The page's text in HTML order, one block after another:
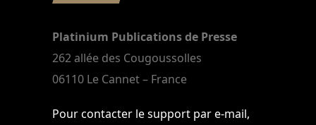
Platinium Publications de Presse
262 allée des Cougoussolles
06110 Le Cannet – France
Pour contacter le support par e-mail,